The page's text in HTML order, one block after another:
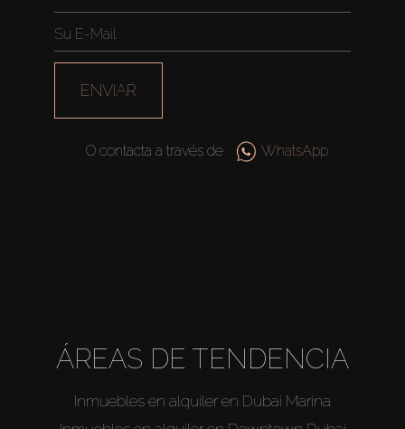
ENVIAR
O contacta a través de WhatsApp
ÁREAS DE TENDENCIA
Inmuebles en alquiler en Dubai Marina